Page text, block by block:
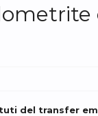
del transfer